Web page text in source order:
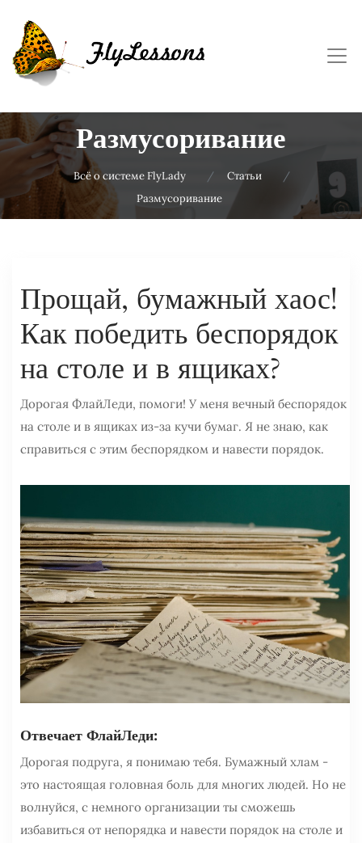
Размусоривание
Всё о системе FlyLady
Статьи
Размусоривание
Прощай, бумажный хаос!
Как победить беспорядок
на столе и в ящиках?
Дорогая ФлайЛеди, помоги! У меня вечный беспорядок
на столе и в ящиках из-за кучи бумаг. Я не знаю, как
справиться с этим беспорядком и навести порядок.
Отвечает ФлайЛеди:
Дорогая подруга, я понимаю тебя. Бумажный хлам -
это настоящая головная боль для многих людей. Но не
волнуйся, с немного организации ты сможешь
избавиться от непорядка и навести порядок на столе и